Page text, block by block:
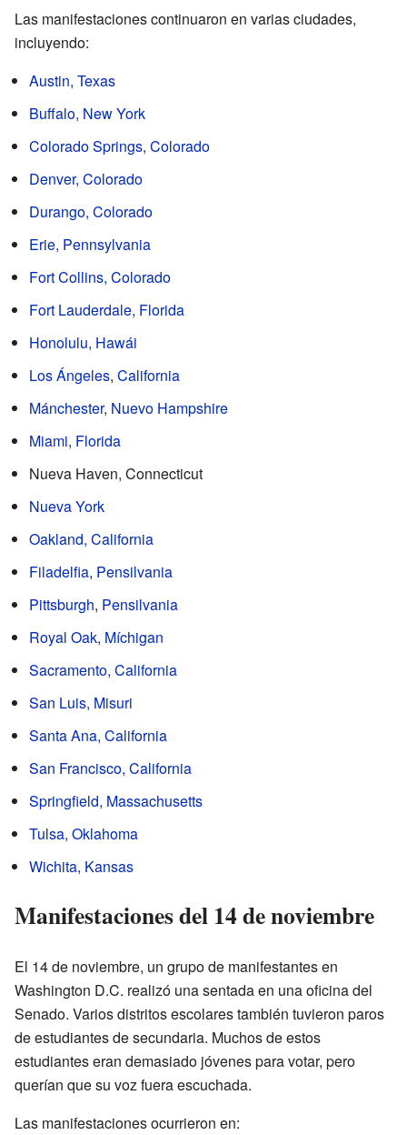
Las manifestaciones continuaron en varias ciudades,
incluyendo:
Austin, Texas
Buffalo, New York
Colorado Springs, Colorado
Denver, Colorado
Durango, Colorado
Erie, Pennsylvania
Fort Collins, Colorado
Fort Lauderdale, Florida
Honolulu, Hawái
Los Ángeles, California
Mánchester, Nuevo Hampshire
Miami, Florida
Nueva Haven, Connecticut
Nueva York
Oakland, California
Filadelfia, Pensilvania
Pittsburgh, Pensilvania
Royal Oak, Míchigan
Sacramento, California
San Luis, Misuri
Santa Ana, California
San Francisco, California
Springfield, Massachusetts
Tulsa, Oklahoma
Wichita, Kansas
Manifestaciones del 14 de noviembre
El 14 de noviembre, un grupo de manifestantes en
Washington D.C. realizó una sentada en una oficina del
Senado. Varios distritos escolares también tuvieron paros
de estudiantes de secundaria. Muchos de estos
estudiantes eran demasiado jóvenes para votar, pero
querían que su voz fuera escuchada.
Las manifestaciones ocurrieron en: